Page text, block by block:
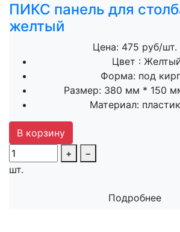
ПИКС панель для
желтый
Цена: 475 руб/шт.
Цвет :
Форма: под
Размер: 380 мм * 150
Материал:
В корзину
+
−
шт.
Подробнее